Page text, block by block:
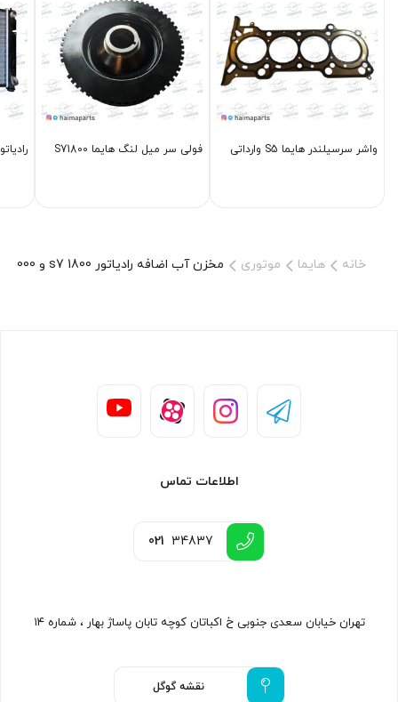
واشر سرسیلندر هایما S5 وارداتی فولی سر میل لنگ هایما S71800
خانه هایما موتوری مخزن آب اضافه رادیاتور s7 1800 و S7 2000 وارداتی
اطلاعات تماس
021 34837
تهران خیابان سعدی جنوبی خ اکباتان کوچه تابان پاساژ بهار ، شماره ۱۴
نقشه گوگل